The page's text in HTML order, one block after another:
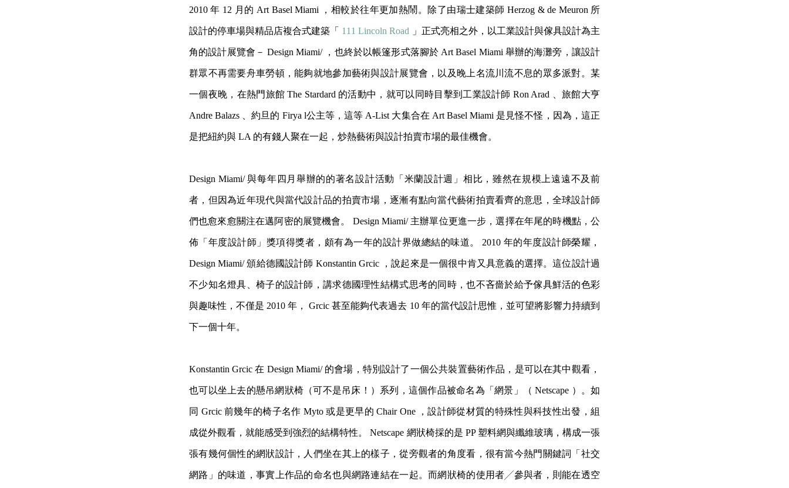
2010 年 12 月的 Art Basel Miami ，相較於往年更加熱鬧。除了由瑞士建築師 Herzog & de Meuron 所
設計的停車場與精品店複合式建築「 111 Lincoln Road 」 正式亮相之外，以工業設計與傢具設計為主
角的設計展覽會－ Design Miami/ ，也終於以帳篷形式落腳於 Art Basel Miami 舉辦的海灘旁，讓設計
群眾不再需要舟車勞頓，能夠就地參加藝術與設計展覽會，以及晚上名流川流不息的眾多派對。某
一個夜晚，在熱門旅館 The Stardard 的活動中，就可以同時目擊到工業設計師 Ron Arad 、旅館大亨
Andre Balazs 、約旦的 Firya l公主等，這等 A-List 大集合在 Art Basel Miami 是見怪不怪，因為，這正
是把紐約與 LA 的有錢人聚在一起，炒熱藝術與設計拍賣市場的最佳機會。
Design Miami/ 與每年四月舉辦的的著名設計活動「米蘭設計週」相比，雖然在規模上遠遠不及前
者，但因為近年現代與當代設計品的拍賣市場，逐漸有點向當代藝術拍賣看齊的意思，全球設計師
們也愈來愈關注在邁阿密的展覽機會。 Design Miami/ 主辦單位更進一步，選擇在年尾的時機點，公
佈「年度設計師」獎項得獎者，頗有為一年的設計界做總結的味道。 2010 年的年度設計師榮耀，
Design Miami/ 頒給德國設計師 Konstantin Grcic ，說起來是一個很中肯又具意義的選擇。這位設計過
不少知名燈具、椅子的設計師，講求德國理性結構式思考的同時，也不吝嗇於給予傢具鮮活的色彩
與趣味性，不僅是 2010 年， Grcic 甚至能夠代表過去 10 年的當代設計思惟，並可望將影響力持續到
下一個十年。
Konstantin Grcic 在 Design Miami/ 的會場，特別設計了一個公共裝置藝術作品，是可以在其中觀看，
也可以坐上去的懸吊網狀椅（可不是吊床！）系列，這個作品被命名為「網景」（ Netscape ）。如
同 Grcic 前幾年的椅子名作 Myto 或是更早的 Chair One ，設計師從材質的特殊性與科技性出發，組
成從外觀看，就能感受到強烈的結構特性。 Netscape 網狀椅採的是 PP 塑料網與纖維玻璃，構成一張
張有幾何個性的網狀設計，人們坐在其上的樣子，從旁觀者的角度看，很有當今熱門關鍵詞「社交
網路」的味道，事實上作品的命名也與網路連結在一起。而網狀椅的使用者╱參與者，則能在透空